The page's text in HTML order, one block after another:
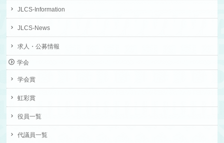
JLCS-Information
JLCS-News
求人・公募情報
学会
学会賞
虹彩賞
役員一覧
代議員一覧